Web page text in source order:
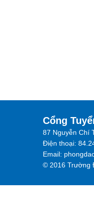
Cổng
87 Nguyễn Chí
Điện thoại:
Email:
© 2016 Trường